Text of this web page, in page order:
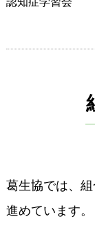
葛生協では、
進めています